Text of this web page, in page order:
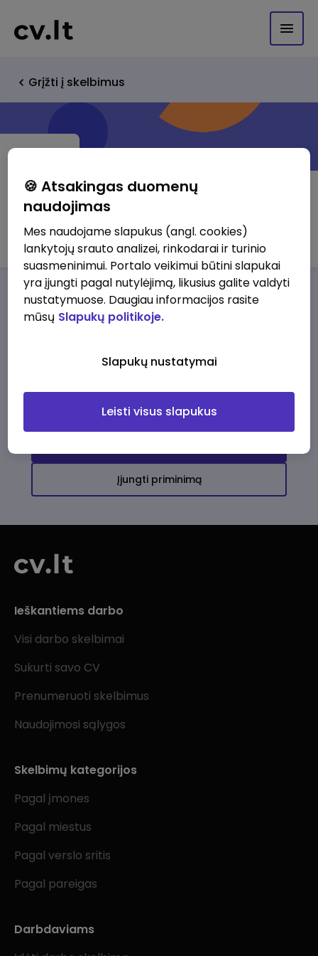
Grįžti į skelbimus
BI UAB "Ilsanta"
Darbo pasiūlymaiApie musPrivalumai
darbo pasiūlymų
Įjungti priminimą
Ieškantiems darbo
Visi darbo skelbimai
Sukurti savo CV
Prenumeruoti skelbimus
Naudojimosi sąlygos
Skelbimų kategorijos
Pagal įmones
Pagal miestus
Pagal verslo sritis
Pagal pareigas
Darbdaviams
🍪 Atsakingas duomenų
naudojimas
Mes naudojame slapukus (angl. cookies)
lankytojų srauto analizei, rinkodarai ir turinio
suasmeninimui. Portalo veikimui būtini slapukai
yra įjungti pagal nutylėjimą, likusius galite valdyti
nustatymuose. Daugiau informacijos rasite
mūsų Slapukų politikoje.
Slapukų nustatymai
Leisti visus slapukus